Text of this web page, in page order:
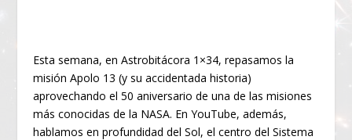
Esta semana, en Astrobitácora 1×34, repasamos la
misión Apolo 13 (y su accidentada historia)
aprovechando el 50 aniversario de una de las misiones
más conocidas de la NASA. En YouTube, además,
hablamos en profundidad del Sol, el centro del Sistema